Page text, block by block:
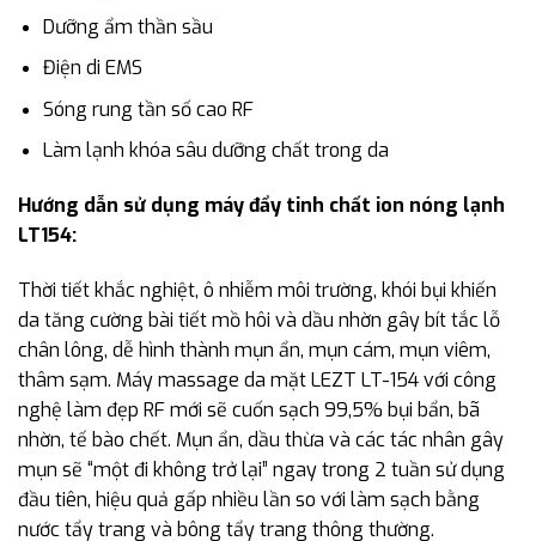
Dưỡng ẩm thần sầu
Điện di EMS
Sóng rung tần số cao RF
Làm lạnh khóa sâu dưỡng chất trong da
Hướng dẫn sử dụng máy đẩy tinh chất ion nóng lạnh
LT154:
Thời tiết khắc nghiệt, ô nhiễm môi trường, khói bụi khiến
da tăng cường bài tiết mồ hôi và dầu nhờn gây bít tắc lỗ
chân lông, dễ hình thành mụn ẩn, mụn cám, mụn viêm,
thâm sạm. Máy massage da mặt LEZT LT-154 với công
nghệ làm đẹp RF mới sẽ cuốn sạch 99,5% bụi bẩn, bã
nhờn, tế bào chết. Mụn ẩn, dầu thừa và các tác nhân gây
mụn sẽ “một đi không trở lại” ngay trong 2 tuần sử dụng
đầu tiên, hiệu quả gấp nhiều lần so với làm sạch bằng
nước tẩy trang và bông tẩy trang thông thường.